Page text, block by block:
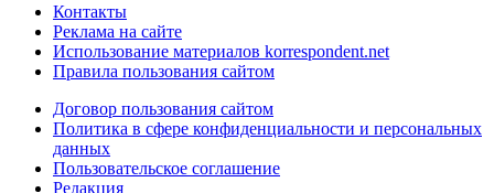
Контакты
Реклама на сайте
Использование материалов korrespondent.net
Правила пользования сайтом
Договор пользования сайтом
Политика в сфере конфиденциальности и персональных
данных
Пользовательское соглашение
Редакция